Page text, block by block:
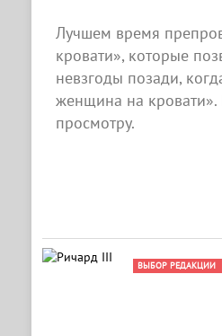
Лучшем время
кровати», которые
невзгоды позади,
женщина на кровати».
просмотру.
ВЫБОР РЕДАКЦИИ